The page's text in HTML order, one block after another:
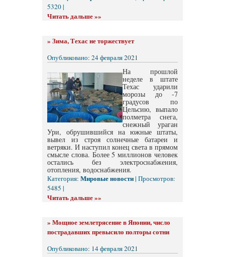
5320 |
Читать дальше »»
» Зима, Техас не торжествует
Опубликовано: 24 февраля 2021
На прошлой
неделе в штате
Техас ударили
морозы до -7
градусов по
Цельсию, выпало
полметра снега,
снежный ураган
Ури, обрушившийся на южные штаты,
вывел из строя солнечные батареи и
ветряки. И наступил конец света в прямом
смысле слова. Более 5 миллионов человек
остались без электроснабжения,
отопления, водоснабжения.
Категория: Мировые новости| Просмотров:
5485 |
Читать дальше »»
» Мощное землетрясение в Японии, число
пострадавших превысило полторы сотни
Опубликовано: 14 февраля 2021